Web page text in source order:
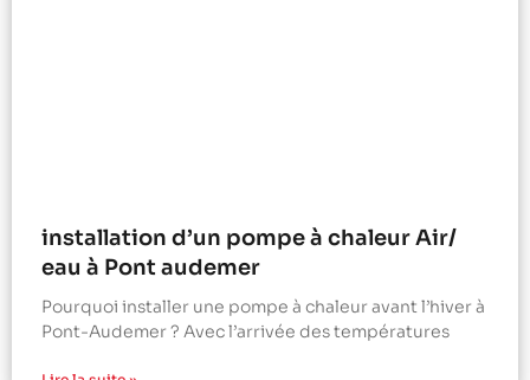
installation d’un pompe à chaleur Air/
eau à Pont audemer
Pourquoi installer une pompe à chaleur avant l’hiver à
Pont-Audemer ? Avec l’arrivée des températures